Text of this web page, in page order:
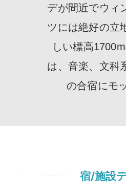
デが間近でウィ
ツには絶好の立
しい標高
は、音楽、文科
の合宿にモ
宿/施設